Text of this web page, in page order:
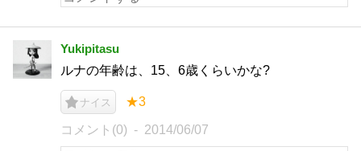
Yukipitasu
ルナの年齢は、15、6歳くらいかな?
ナイス ★3
コメント(0) 2014/06/07